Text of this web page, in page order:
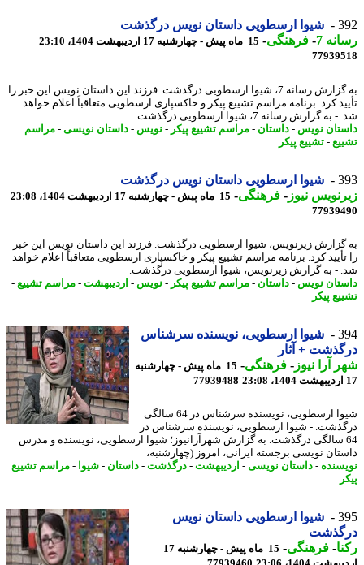
شیوا ارسطویی داستان نویس درگذشت
7
-فرهنگی-15 ماه پیش - چهارشنبه 17 اردیبهشت 1404، 23:10
به گزارش رسانه 7، شیوا ارسطویی درگذشت. فرزند این داستان نویس این خبر را
کرد. برنامه مراسم تشییع پیکر و خاکسپاری ارسطویی متعاقباً اعلام خواهد
گزارش رسانه 7، شیوا ارسطویی درگذشت.
نویس-داستان-مراسم تشییع پیکر -نویس-داستان نویسی-مراسم
-تشییع پیکر
شیوا ارسطویی داستان نویس درگذشت
نیوز-فرهنگی-15 ماه پیش - چهارشنبه 17 اردیبهشت 1404، 23:08
زیرنویس، شیوا ارسطویی درگذشت. فرزند این داستان نویس این خبر
کرد. برنامه مراسم تشییع پیکر و خاکسپاری ارسطویی متعاقباً اعلام خواهد
- به گزارش زیرنویس، شیوا ارسطویی درگذشت.
نویس-داستان-مراسم تشییع پیکر -نویس-اردیبهشت-مراسم تشییع-
پیکر
شیوا ارسطویی، نویسنده سرشناس
+ آثار
آرا نیوز-فرهنگی-
15 ماه پیش - چهارشنبه
77939488
شیوا ارسطویی، نویسنده سرشناس در 64 سالگی
- شیوا ارسطویی، نویسنده سرشناس در
سالگی درگذشت. به گزارش شهرآرانیوز؛ شیوا ارسطویی، نویسنده و مدرس
نویسی برجسته ایرانی، امروز (چهارشنبه،
-داستان نویسی-اردیبهشت-درگذشت-داستان-شیوا-مراسم تشییع
شیوا ارسطویی داستان نویس
-فرهنگی-
15 ماه پیش - چهارشنبه 17